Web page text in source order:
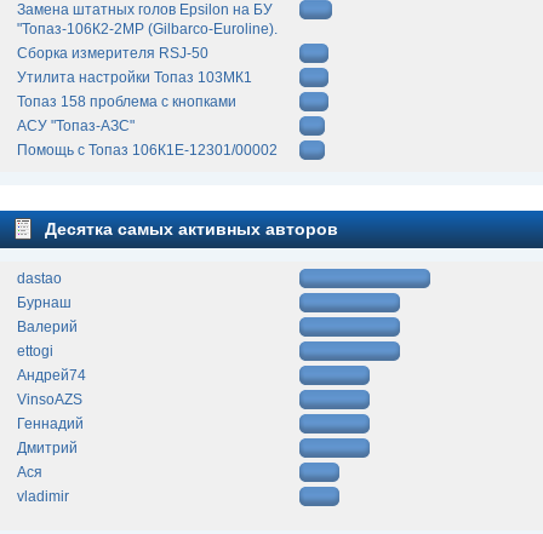
Замена штатных голов Epsilon на БУ
"Топаз-106К2-2МР (Gilbarco-Euroline).
Сборка измерителя RSJ-50
Утилита настройки Топаз 103МК1
Топаз 158 проблема с кнопками
АСУ "Топаз-АЗС"
Помощь с Топаз 106К1Е-12301/00002
Десятка самых активных авторов
dastao
Бурнаш
Валерий
ettogi
Андрей74
VinsoAZS
Геннадий
Дмитрий
Ася
vladimir